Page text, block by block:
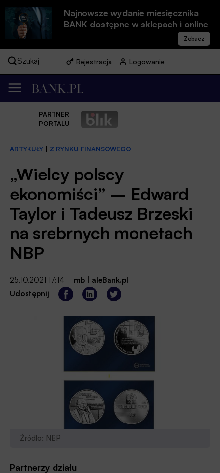
Najnowsze wydanie miesięcznika
BANK dostępne w sklepach i online
Szukaj Rejestracja Logowanie
PARTNER
PORTALU
ARTYKUŁY Z RYNKU FINANSOWEGO
„Wielcy polscy
ekonomiści” – Edward
Taylor i Tadeusz Brzeski
na srebrnych monetach
NBP
25.10.2021 17:14 mb
aleBank.pl
Udostępnij
Źródło: NBP
Partnerzy działu